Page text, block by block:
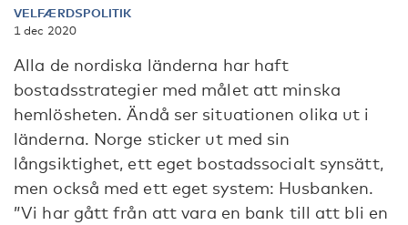
VELFÆRDSPOLITIK
1 dec 2020
Alla de nordiska länderna har haft
bostadsstrategier med målet att minska
hemlösheten. Ändå ser situationen olika ut i
länderna. Norge sticker ut med sin
långsiktighet, ett eget bostadssocialt synsätt,
men också med ett eget system: Husbanken.
”Vi har gått från att vara en bank till att bli en